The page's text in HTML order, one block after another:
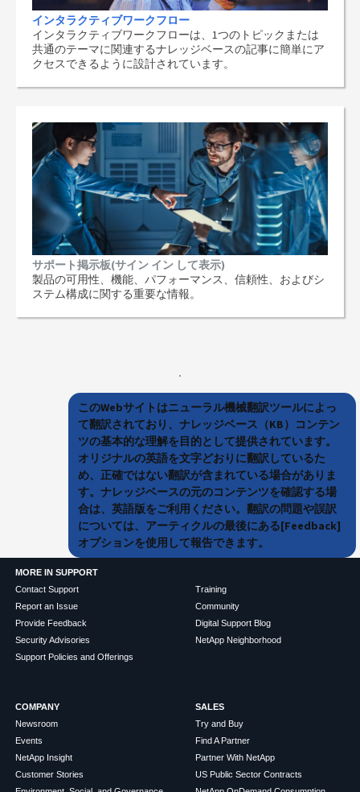
インタラクティブワークフロー
インタラクティブワークフローは、1つのトピックまたは
共通のテーマに関連するナレッジベースの記事に簡単にア
クセスできるように設計されています。
サポート掲示板(サイン イン して表示)
製品の可用性、機能、パフォーマンス、信頼性、およびシ
ステム構成に関する重要な情報。
このWebサイトはニューラル機械翻訳ツールによっ
て翻訳されており、ナレッジベース（KB）コンテン
ツの基本的な理解を目的として提供されています。
オリジナルの英語を文字どおりに翻訳しているた
め、正確ではない翻訳が含まれている場合がありま
す。ナレッジベースの元のコンテンツを確認する場
合は、英語版をご利用ください。翻訳の問題や誤訳
については、アーティクルの最後にある[Feedback]
オプションを使用して報告できます。
MORE IN SUPPORT
Contact Support
Report an Issue
Provide Feedback
Security Advisories
Support Policies and Offerings
Training
Community
Digital Support Blog
NetApp Neighborhood
COMPANY
Newsroom
Events
NetApp Insight
Customer Stories
SALES
Try and Buy
Find A Partner
Partner With NetApp
US Public Sector Contracts